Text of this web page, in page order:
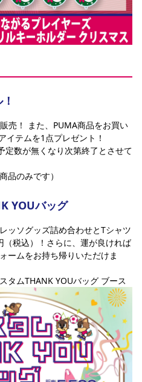
売！ また、PUMA商品をお買い
イテムを1点プレゼント！
数が無くなり次第終了とさせて
品のみです）
YOUバッグ
ッソグッズ詰め合わせとTシャツ
税込）！さらに、運が良ければ
ームをお持ち帰りいただけま
タムTHANK YOUバッグ ブース